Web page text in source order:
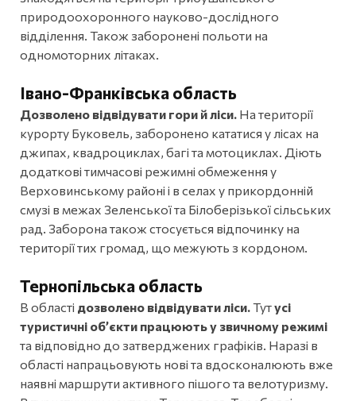
природоохоронного науково-дослідного
відділення. Також заборонені польоти на
одномоторних літаках.
Івано-Франківська область
Дозволено відвідувати гори й ліси. На території
курорту Буковель, заборонено кататися у лісах на
джипах, квадроциклах, багі та мотоциклах. Діють
додаткові тимчасові режимні обмеження у
Верховинському районі і в селах у прикордонній
смузі в межах Зеленської та Білоберізької сільських
рад. Заборона також стосується відпочинку на
території тих громад, що межують з кордоном.
Тернопільська область
В області дозволено відвідувати ліси.Тутусі
туристичні об’єкти працюють у звичному режимі
та відповідно до затверджених графіків. Наразі в
області напрацьовують нові та вдосконалюють вже
наявні маршрути активного пішого та велотуризму.